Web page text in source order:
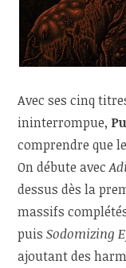
Avec ses cinq
ininterrompue,
comprendre que
On débute avec
dessus dès la
massifs
puisSodomizing
ajoutant des